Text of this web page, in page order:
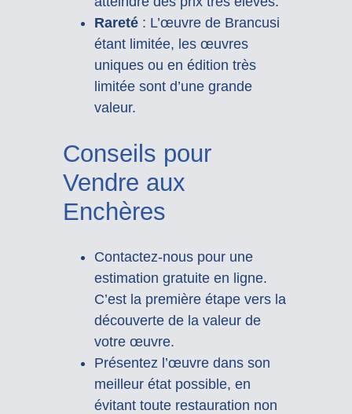
Rareté: L’œuvre de Brancusi
étant limitée, les œuvres
uniques ou en édition très
limitée sont d’une grande
valeur.
Conseils pour
Vendre aux
Enchères
Contactez-nous pour une
estimation gratuite en ligne.
C’est la première étape vers la
découverte de la valeur de
votre œuvre.
Présentez l’œuvre dans son
meilleur état possible, en
évitant toute restauration non